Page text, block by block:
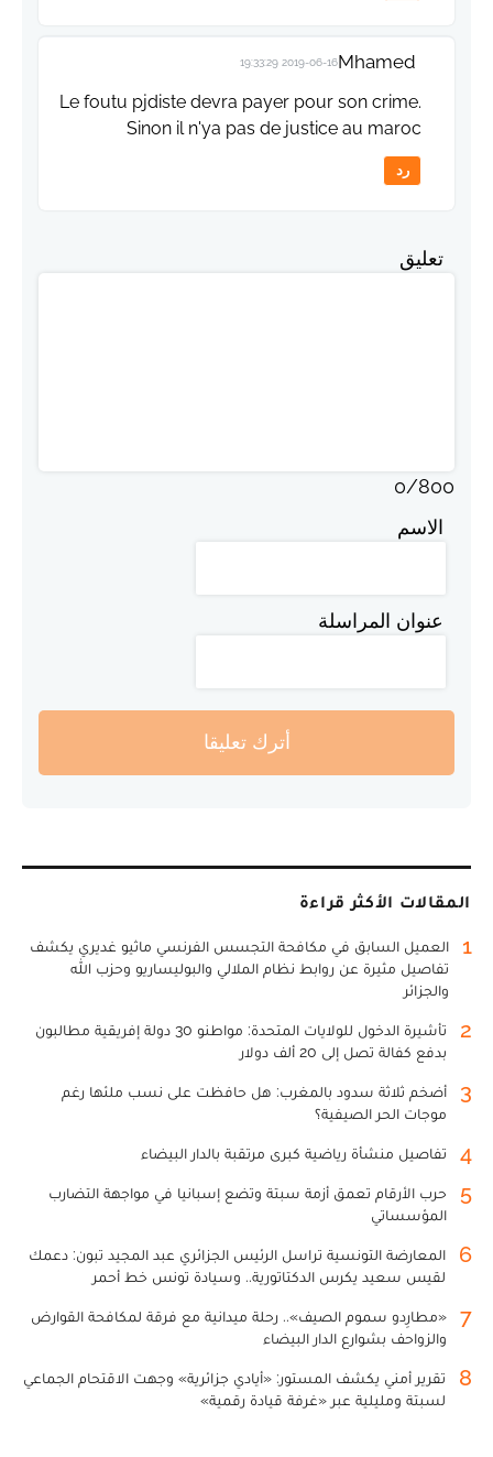
Mhamed
2019-06-16 19:33:29
Le foutu pjdiste devra payer pour son crime.
Sinon il n'ya pas de justice au maroc
رد
تعليق
0/800
الاسم
عنوان المراسلة
أترك تعليقا
المقالات الأكثر قراءة
1
العميل السابق في مكافحة التجسس الفرنسي ماثيو غديري يكشف
تفاصيل مثيرة عن روابط نظام الملالي والبوليساريو وحزب الله
والجزائر
2
تأشيرة الدخول للولايات المتحدة: مواطنو 30 دولة إفريقية مطالبون
بدفع كفالة تصل إلى 20 ألف دولار
3
أضخم ثلاثة سدود بالمغرب: هل حافظت على نسب ملئها رغم
موجات الحر الصيفية؟
4 تفاصيل منشأة رياضية كبرى مرتقبة بالدار البيضاء
5
حرب الأرقام تعمق أزمة سبتة وتضع إسبانيا في مواجهة التضارب
المؤسساتي
6
المعارضة التونسية تراسل الرئيس الجزائري عبد المجيد تبون: دعمك
لقيس سعيد يكرس الدكتاتورية.. وسيادة تونس خط أحمر
7
«مطارِدو سموم الصيف».. رحلة ميدانية مع فرقة لمكافحة القوارض
والزواحف بشوارع الدار البيضاء
8
تقرير أمني يكشف المستور: «أيادي جزائرية» وجهت الاقتحام الجماعي
لسبتة ومليلية عبر «غرفة قيادة رقمية»